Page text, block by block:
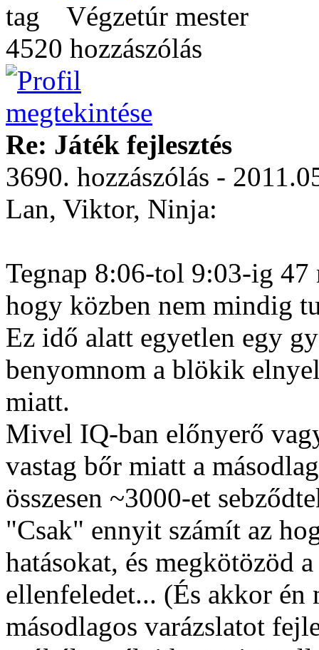
Végzetúr mester
4520 hozzászólás
Re: Játék fejlesztés
3690. hozzászólás -
Lan, Viktor, Ninja:
Tegnap 8:06-tol 9:03-ig
hogy közben nem mindig
Ez idő alatt egyetlen egy
benyomnom a blökik
miatt.
Mivel IQ-ban előnyerő
vastag bőr miatt a
összesen ~3000-et
"Csak" ennyit számít az
hatásokat, és megkötözöd
ellenfeledet... (És akkor én
másodlagos varázslatot